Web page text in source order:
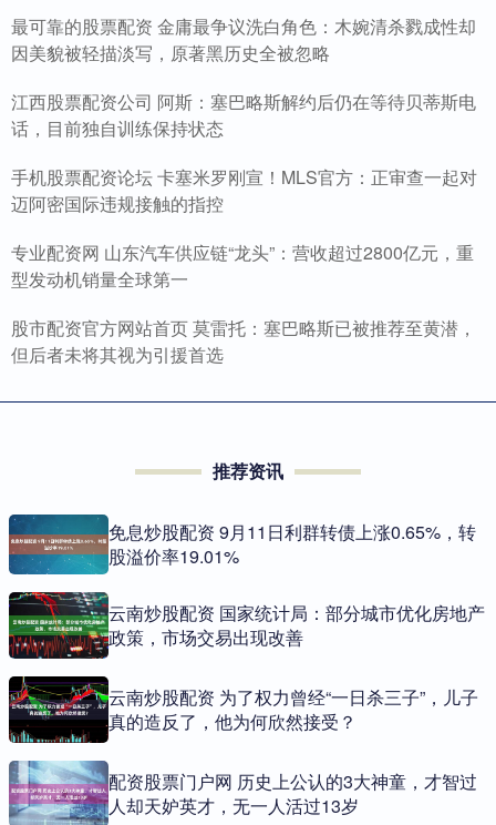
最可靠的股票配资 金庸最争议洗白角色：木婉清杀戮成性却
因美貌被轻描淡写，原著黑历史全被忽略
江西股票配资公司 阿斯：塞巴略斯解约后仍在等待贝蒂斯电
话，目前独自训练保持状态
手机股票配资论坛 卡塞米罗刚宣！MLS官方：正审查一起对
迈阿密国际违规接触的指控
专业配资网 山东汽车供应链“龙头”：营收超过2800亿元，重
型发动机销量全球第一
股市配资官方网站首页 莫雷托：塞巴略斯已被推荐至黄潜，
但后者未将其视为引援首选
推荐资讯
免息炒股配资 9月11日利群转债上涨0.65%，转
股溢价率19.01%
云南炒股配资 国家统计局：部分城市优化房地产
政策，市场交易出现改善
云南炒股配资 为了权力曾经“一日杀三子”，儿子
真的造反了，他为何欣然接受？
配资股票门户网 历史上公认的3大神童，才智过
人却天妒英才，无一人活过13岁